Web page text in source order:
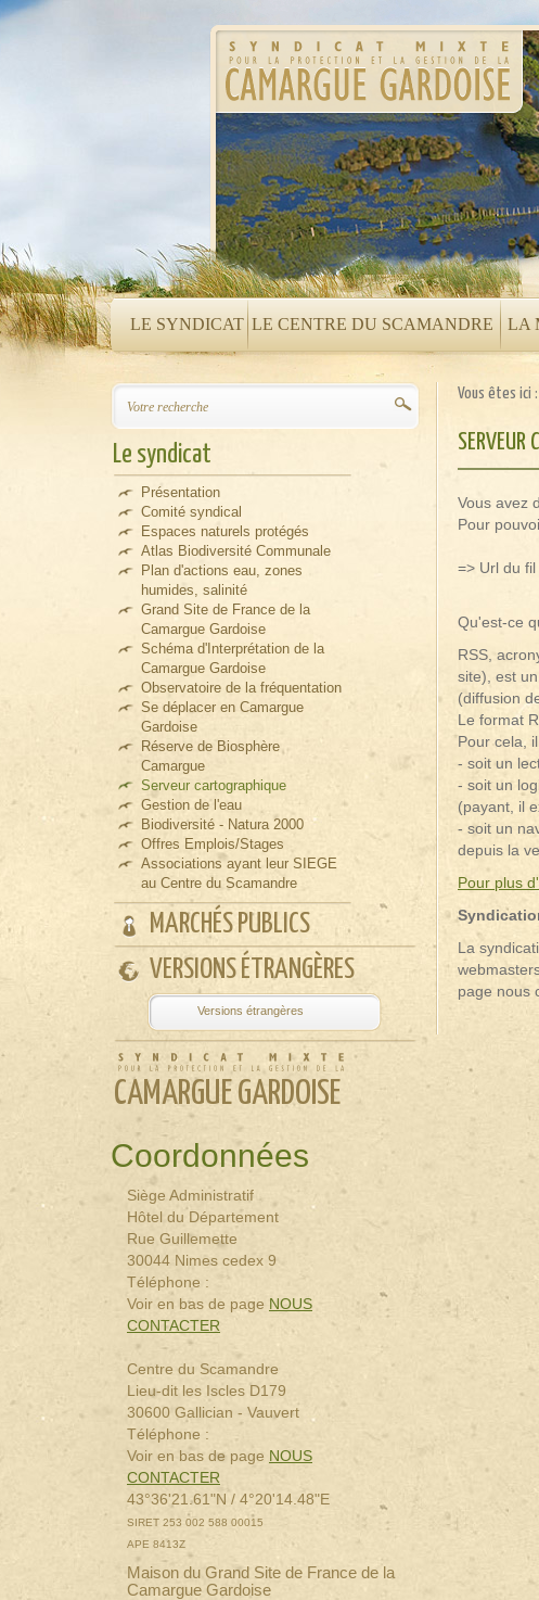
LE SYNDICAT LE CENTRE DU SCAMANDRE LA
Le syndicat
Présentation
Comité syndical
Espaces naturels protégés
Atlas Biodiversité Communale
Plan d'actions eau, zones
humides, salinité
Grand Site de France de la
Camargue Gardoise
Schéma d'Interprétation de la
Camargue Gardoise
Observatoire de la fréquentation
Se déplacer en Camargue
Gardoise
Réserve de Biosphère
Camargue
Serveur cartographique
Gestion de l'eau
Biodiversité - Natura 2000
Offres Emplois/Stages
Associations ayant leur SIEGE
au Centre du Scamandre
MARCHÉS PUBLICS
VERSIONS ÉTRANGÈRES
Powered by Translate
CAMARGUE GARDOISE
Coordonnées
Siège Administratif
Hôtel du Département
Rue Guillemette
30044 Nimes cedex 9
Téléphone :
Voir en bas de page NOUS
CONTACTER
Centre du Scamandre
Lieu-dit les Iscles D179
30600 Gallician - Vauvert
Téléphone :
Voir en bas de page NOUS
CONTACTER
43°36'21.61"N / 4°20'14.48"E
SIRET 253 002 588 00015
APE 8413Z
Maison du Grand Site de France de la
Camargue Gardoise
Vous êtes ici :
SERVEUR
Vous avez
Pour
=> Url du fil
Qu'est-ce
RSS,
site), est
(diffusion
Le format
Pour cela,
- soit un
- soit un
(payant, il
- soit un
depuis la
Pour plus
La
page nous